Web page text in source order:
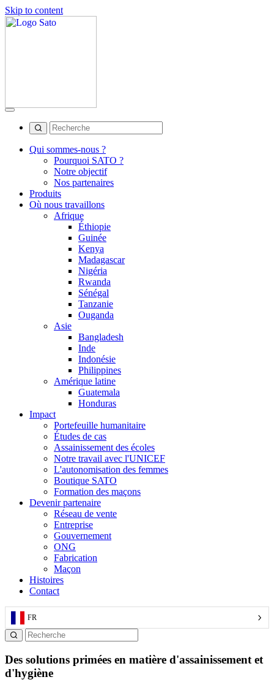
Skip to content
Qui sommes-nous ?
Pourquoi SATO ?
Notre objectif
Nos partenaires
Produits
Où nous travaillons
Afrique
Éthiopie
Guinée
Kenya
Madagascar
Nigéria
Rwanda
Sénégal
Tanzanie
Ouganda
Asie
Bangladesh
Inde
Indonésie
Philippines
Amérique latine
Guatemala
Honduras
Impact
Portefeuille humanitaire
Études de cas
Assainissement des écoles
Notre travail avec l'UNICEF
L'autonomisation des femmes
Boutique SATO
Formation des maçons
Devenir partenaire
Réseau de vente
Entreprise
Gouvernement
ONG
Fabrication
Maçon
Histoires
Contact
FR
Des solutions primées en matière d'assainissement et
d'hygiène